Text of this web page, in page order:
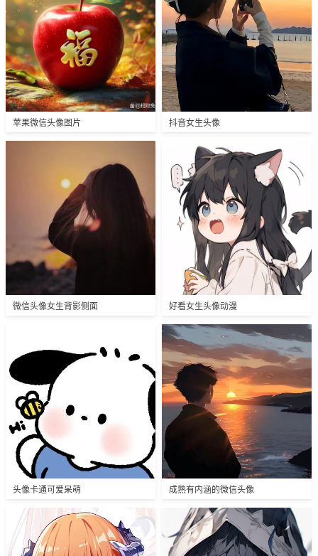
苹果微信头像图片 抖音女生头像
微信头像女生背影侧面 好看女生头像动漫
头像卡通可爱呆萌 成熟有内涵的微信头像